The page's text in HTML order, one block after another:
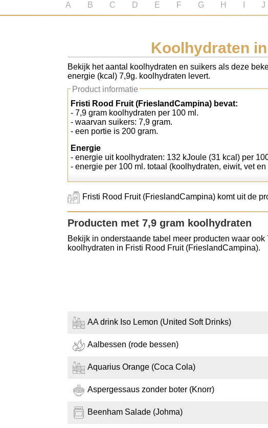
Diabetes test
Koolhydraten tellen
A B C D E F G H J
Koolhydraten
Bekijk het aantal koolhydraten en suikers als deze
energie (kcal) 7,9g. koolhydraten levert.
Product informatie
Fristi Rood Fruit (FrieslandCampina) bevat:
- 7,9 gram koolhydraten per 100 ml.
- waarvan suikers: 7,9 gram.
- een portie is 200 gram.
Energie
- energie uit koolhydraten: 132 kJoule (31 kcal) per
- energie per 100 ml. totaal (koolhydraten, eiwit, vet
Fristi Rood Fruit (FrieslandCampina) komt uit de
Producten met 7,9 gram koolhydraten
Bekijk in onderstaande tabel meer producten waar
koolhydraten in Fristi Rood Fruit (FrieslandCampina).
AA drink Iso Lemon (United Soft Drinks)
Aalbessen (rode bessen)
Aquarius Orange (Coca Cola)
Aspergessaus zonder boter (Knorr)
Beenham Salade (Johma)